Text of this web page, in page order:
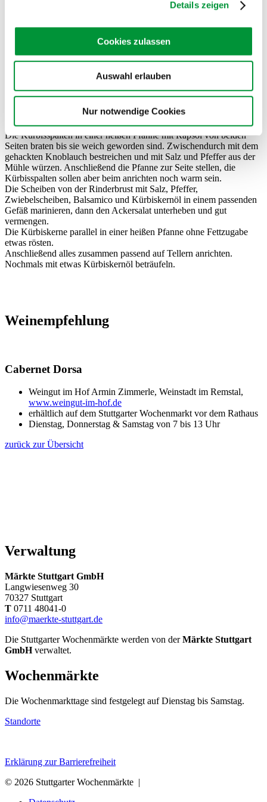
Details zeigen
Cookies zulassen
Auswahl erlauben
Nur notwendige Cookies
Pfeffer aus der Mühle
Die Kürbisspalten in einer heißen Pfanne mit Rapsöl von beiden
Seiten braten bis sie weich geworden sind. Zwischendurch mit dem
gehackten Knoblauch bestreichen und mit Salz und Pfeffer aus der
Mühle würzen. Anschließend die Pfanne zur Seite stellen, die
Kürbisspalten sollen aber beim anrichten noch warm sein.
Die Scheiben von der Rinderbrust mit Salz, Pfeffer,
Zwiebelscheiben, Balsamico und Kürbiskernöl in einem passenden
Gefäß marinieren, dann den Ackersalat unterheben und gut
vermengen.
Die Kürbiskerne parallel in einer heißen Pfanne ohne Fettzugabe
etwas rösten.
Anschließend alles zusammen passend auf Tellern anrichten.
Nochmals mit etwas Kürbiskernöl beträufeln.
Weinempfehlung
Cabernet Dorsa
Weingut im Hof Armin Zimmerle, Weinstadt im Remstal,
www.weingut-im-hof.de
erhältlich auf dem Stuttgarter Wochenmarkt vor dem Rathaus
Dienstag, Donnerstag & Samstag von 7 bis 13 Uhr
zurück zur Übersicht
Verwaltung
Märkte Stuttgart GmbH
Langwiesenweg 30
70327 Stuttgart
T 0711 48041-0
info@maerkte-stuttgart.de
Die Stuttgarter Wochenmärkte werden von derMärkte Stuttgart
GmbHverwaltet.
Wochenmärkte
Die Wochenmarkttage sind festgelegt auf Dienstag bis Samstag.
Standorte
Erklärung zur Barrierefreiheit
© 2026 Stuttgarter Wochenmärkte |